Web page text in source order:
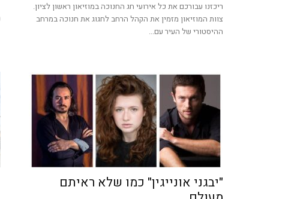
ריכזנו עבורכם את כל אירועי חג החנוכה במוזיאון ראשון לציון.
צוות המוזיאון מזמין את הקהל הרחב לחגוג את חנוכה במרחב
ההיסטורי של העיר עם...
"יבגני אונייגין" כמו שלא ראיתם